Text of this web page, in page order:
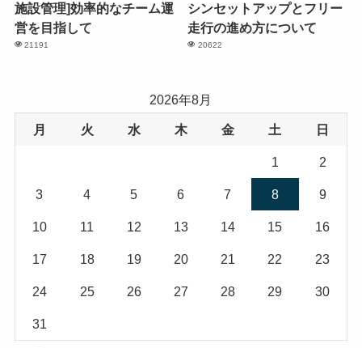
施設管理]効率的なチーム運
営を目指して
21191
シンセットアップとフリー
走行の進め方について
20622
2026年8月
月 火 水 木 金 土 日
1 2
3 4 5 6 7 8 9
10 11 12 13 14 15 16
17 18 19 20 21 22 23
24 25 26 27 28 29 30
31